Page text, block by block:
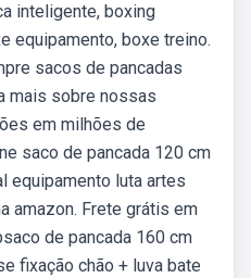
inteligente, boxing
equipamento, boxe treino.
sacos de pancadas
mais sobre nossas
em milhões de
saco de pancada 120 cm
equipamento luta artes
amazon. Frete grátis em
de pancada 160 cm
fixação chão + luva bate